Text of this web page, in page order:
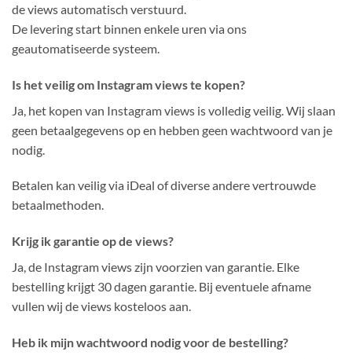
de views automatisch verstuurd.
De levering start binnen enkele uren via ons
geautomatiseerde systeem.
Is het veilig om Instagram views te kopen?
Ja, het kopen van Instagram views is volledig veilig. Wij slaan
geen betaalgegevens op en hebben geen wachtwoord van je
nodig.
Betalen kan veilig via iDeal of diverse andere vertrouwde
betaalmethoden.
Krijg ik garantie op de views?
Ja, de Instagram views zijn voorzien van garantie. Elke
bestelling krijgt 30 dagen garantie. Bij eventuele afname
vullen wij de views kosteloos aan.
Heb ik mijn wachtwoord nodig voor de bestelling?